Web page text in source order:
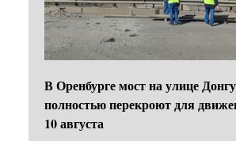
В Оренбурге мост на улице
полностью перекроют для
10 августа